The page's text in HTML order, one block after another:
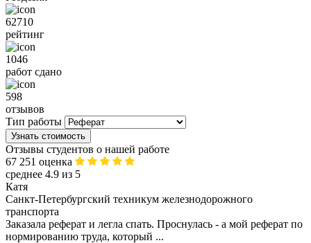
62710
рейтинг
1046
работ сдано
598
отзывов
Тип работы
Узнать стоимость
Отзывы студентов о нашей работе
67 251 оценка
среднее 4.9 из 5
Катя
Санкт-Петербургский техникум железнодорожного
транспорта
Заказала реферат и легла спать. Проснулась - а мой реферат по
нормированию труда, который ...